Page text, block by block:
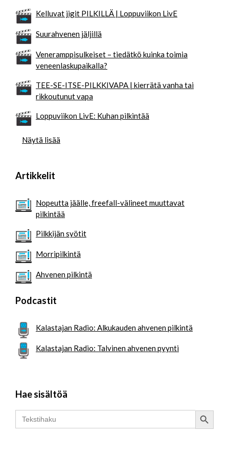
Kelluvat jigit PILKILLÄ | Loppuviikon LivE
Suurahvenen jäljillä
Veneramppisulkeiset – tiedätkö kuinka toimia
veneenlaskupaikalla?
TEE-SE-ITSE-PILKKIVAPA | kierrätä vanha tai
rikkoutunut vapa
Loppuviikon LivE: Kuhan pilkintää
Näytä lisää
Artikkelit
Nopeutta jäälle, freefall-välineet muuttavat
pilkintää
Pilkkijän syötit
Morripilkintä
Ahvenen pilkintä
Podcastit
Kalastajan Radio: Alkukauden ahvenen pilkintä
Kalastajan Radio: Talvinen ahvenen pyynti
Hae sisältöä
Search
for:
Search Button